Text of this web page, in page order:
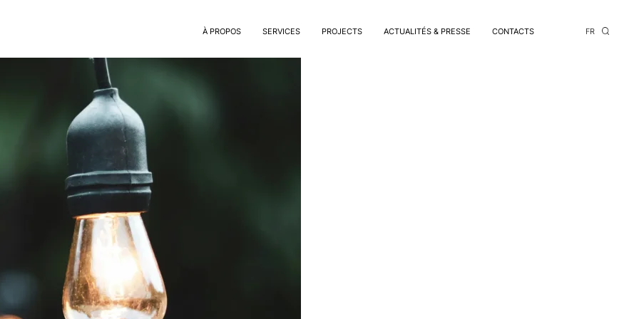
FR
À PROPOS SERVICES PROJECTS ACTUALITÉS & PRESSE CONTACTS